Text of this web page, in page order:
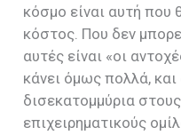
κόσμο είναι αυτή που
κόστος. Που δεν
αυτές είναι «οι
κάνει όμως πολλά, και
δισεκατομμύρια
επιχειρηματικούς